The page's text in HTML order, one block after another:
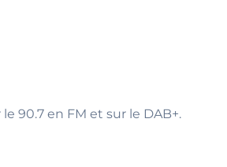
90.7 en FM et sur le DAB+.